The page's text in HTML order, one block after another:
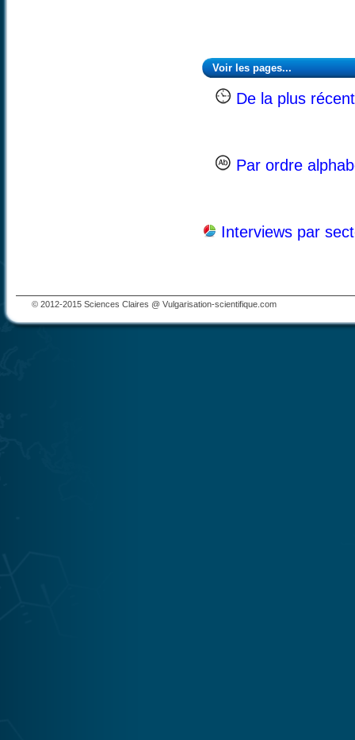
Voir les pages...
De la plus
Par ordre
Interviews par
© 2012-2015 Sciences Claires @ Vulgarisation-scientifique.com